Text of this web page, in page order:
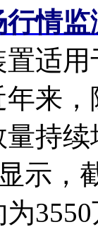
情
适
来
持
示